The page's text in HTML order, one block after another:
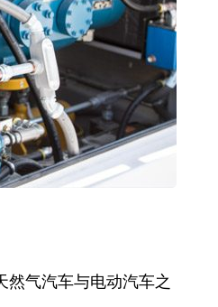
然气汽车与电动汽车之